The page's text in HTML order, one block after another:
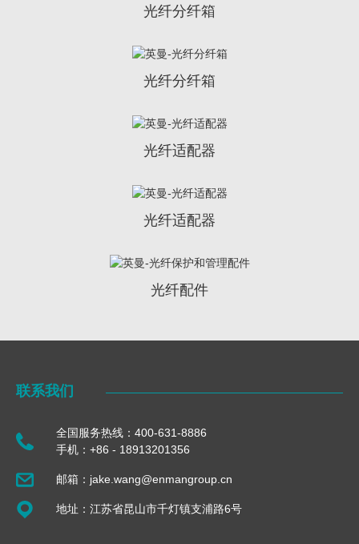
光纤分纤箱
光纤分纤箱
光纤适配器
光纤适配器
光纤配件
联系我们
全国服务热线：400-631-8886
手机：+86 - 18913201356
邮箱：jake.wang@enmangroup.cn
地址：江苏省昆山市千灯镇支浦路6号